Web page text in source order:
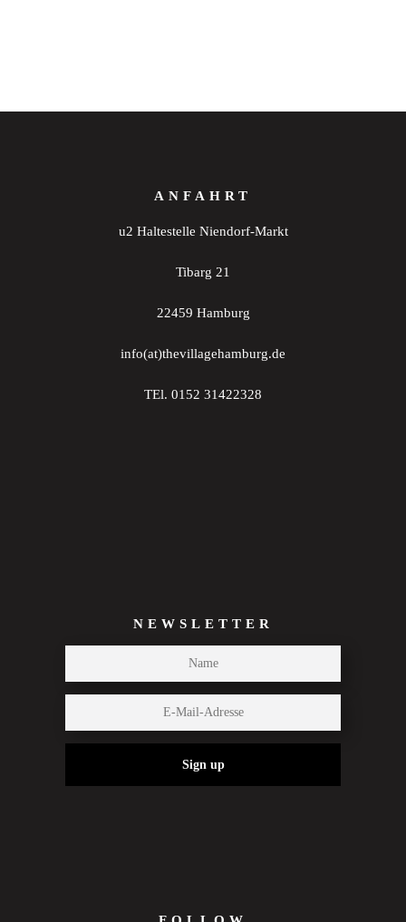
ANFAHRT
u2 Haltestelle Niendorf-Markt
Tibarg 21
22459 Hamburg
info(at)thevillagehamburg.de
TEl. 0152 31422328
NEWSLETTER
Sign up